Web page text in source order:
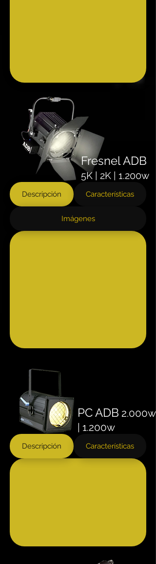
Fresnel ADB
5K | 2K | 1.200w
Descripción Características
Imágenes
PC ADB 2.000w
| 1.200w
Descripción Características